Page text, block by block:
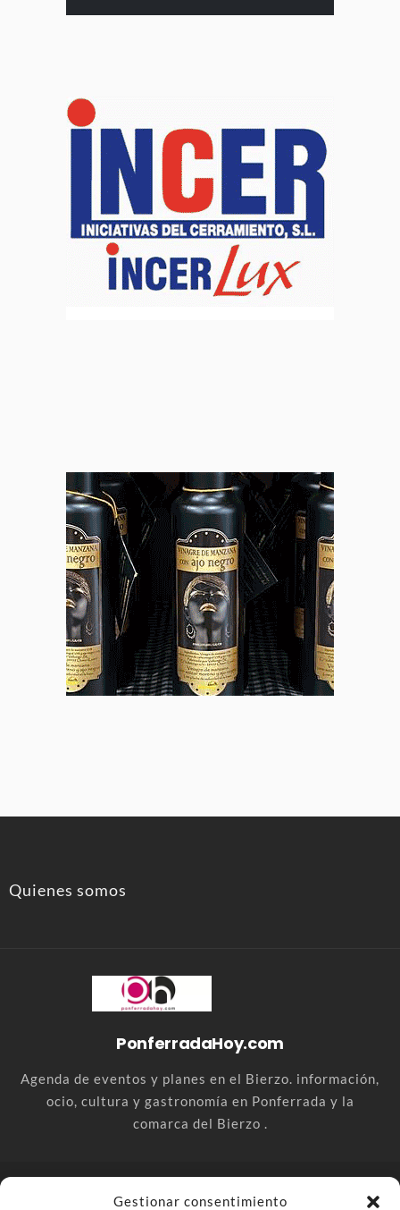
Gestionar consentimiento
Quienes somos
PonferradaHoy.com
Agenda de eventos y planes en el Bierzo. información,
ocio, cultura y gastronomía en Ponferrada y la
comarca del Bierzo .